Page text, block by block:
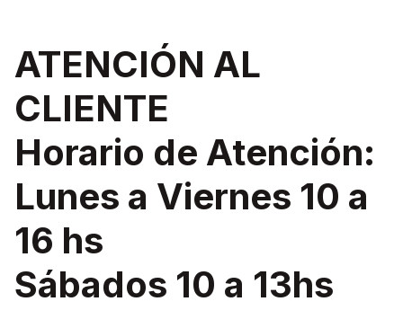
ATENCIÓN AL
CLIENTE
Horario de Atención:
Lunes a Viernes 10 a
16 hs
Sábados 10 a 13hs